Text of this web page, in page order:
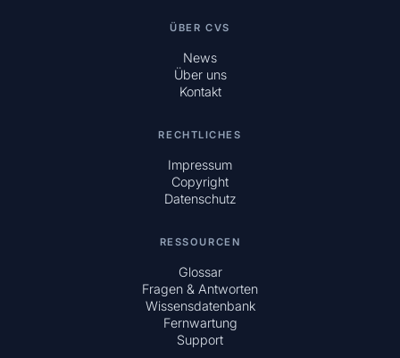
ÜBER CVS
News
Über uns
Kontakt
RECHTLICHES
Impressum
Copyright
Datenschutz
RESSOURCEN
Glossar
Fragen & Antworten
Wissensdatenbank
Fernwartung
Support